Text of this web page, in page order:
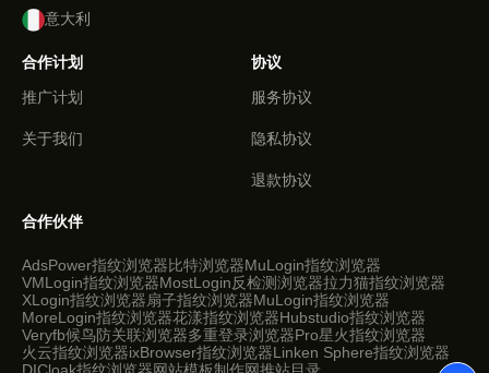
意大利
合作计划
推广计划
关于我们
协议
服务协议
隐私协议
退款协议
合作伙伴
AdsPower指纹浏览器比特浏览器MuLogin指纹浏览器
VMLogin指纹浏览器MostLogin反检测浏览器拉力猫指纹浏览器
XLogin指纹浏览器扇子指纹浏览器MuLogin指纹浏览器
MoreLogin指纹浏览器花漾指纹浏览器Hubstudio指纹浏览器
Veryfb候鸟防关联浏览器多重登录浏览器Pro星火指纹浏览器
火云指纹浏览器ixBrowser指纹浏览器Linken Sphere指纹浏览器
DICloak指纹浏览器网站模板制作网推站目录